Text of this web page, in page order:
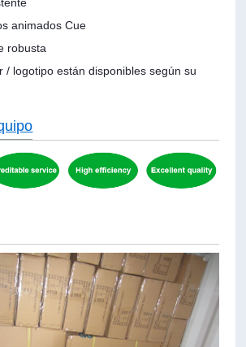
animados Cue
robusta
/ logotipo están disponibles según su